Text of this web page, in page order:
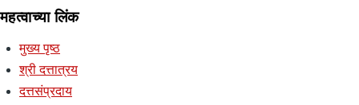
महत्वाच्या लिंक
मुख्य पृष्ठ
श्री दत्तात्रय
दत्तसंप्रदाय